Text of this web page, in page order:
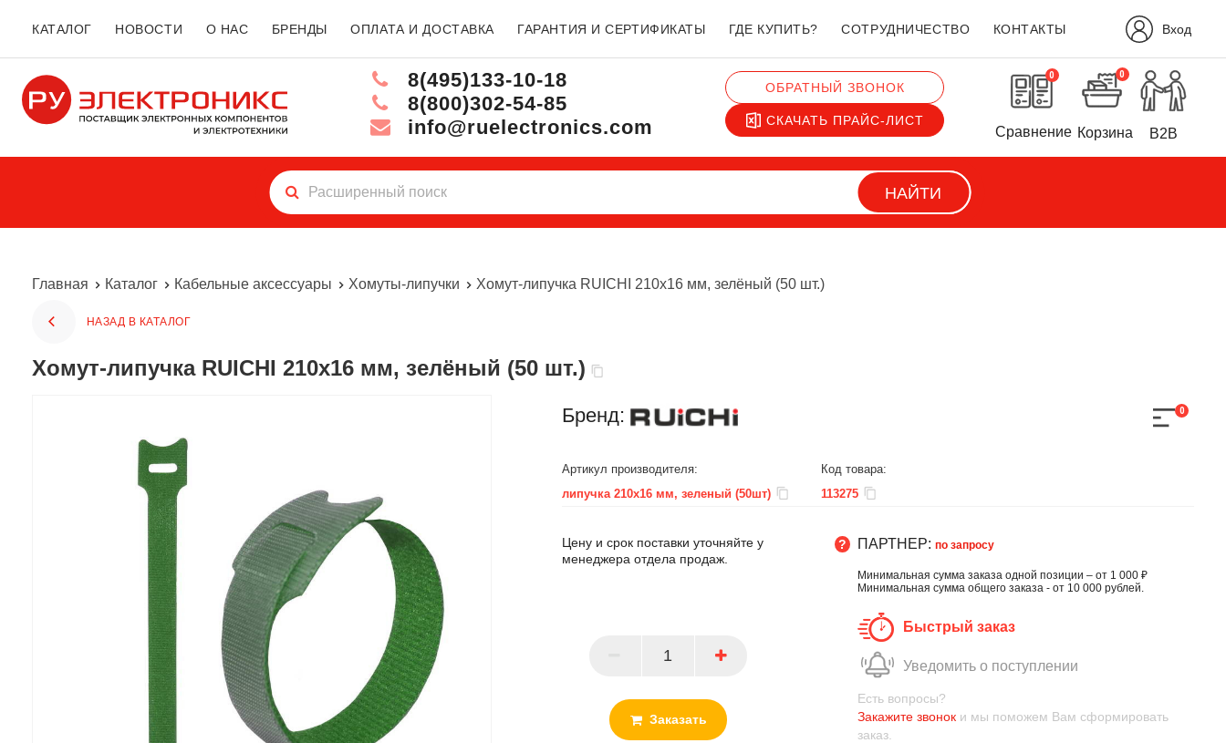
КАТАЛОГ НОВОСТИ О НАС БРЕНДЫ ОПЛАТА И ДОСТАВКА ГАРАНТИЯ И СЕРТИФИКАТЫ ГДЕ КУПИТЬ? СОТРУДНИЧЕСТВО КОНТАКТЫ Вход
8(495)133-10-18
8(800)302-54-85
info@ruelectronics.com
ОБРАТНЫЙ ЗВОНОК
СКАЧАТЬ ПРАЙС-ЛИСТ
0
Сравнение
0
Корзина B2B
НАЙТИ
Главная Каталог Кабельные аксессуары Хомуты-липучки Хомут-липучка RUICHI 210х16 мм, зелёный (50 шт.)
НАЗАД В КАТАЛОГ
Хомут-липучка RUICHI 210х16 мм, зелёный (50 шт.)
Бренд: 0
Артикул производителя:
липучка 210х16 мм, зеленый (50шт)
Код товара:
113275
Цену и срок поставки уточняйте у
менеджера отдела продаж.
Заказать
ПАРТНЕР: по запросу
Минимальная сумма заказа одной позиции – от 1 000 ₽
Минимальная сумма общего заказа - от 10 000 рублей.
Быстрый заказ
Уведомить о поступлении
Есть вопросы?
Закажите звоноки мы поможем Вам сформировать
заказ.